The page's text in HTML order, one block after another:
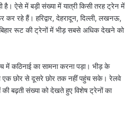
है। ऐसे में बड़ी संख्या में यात्री किसी तरह ट्रेन में
कर रहे हैं। हरिद्वार, देहरादून, दिल्ली, लखनऊ,
रूट की ट्रेनों में भीड़ सबसे अधिक देखने को
में कठिनाई का सामना करना पड़ा। भीड़ के
एक छोर से दूसरे छोर तक नहीं पहुंच सके। रेलवे
की बढ़ती संख्या को देखते हुए विशेष ट्रेनों का